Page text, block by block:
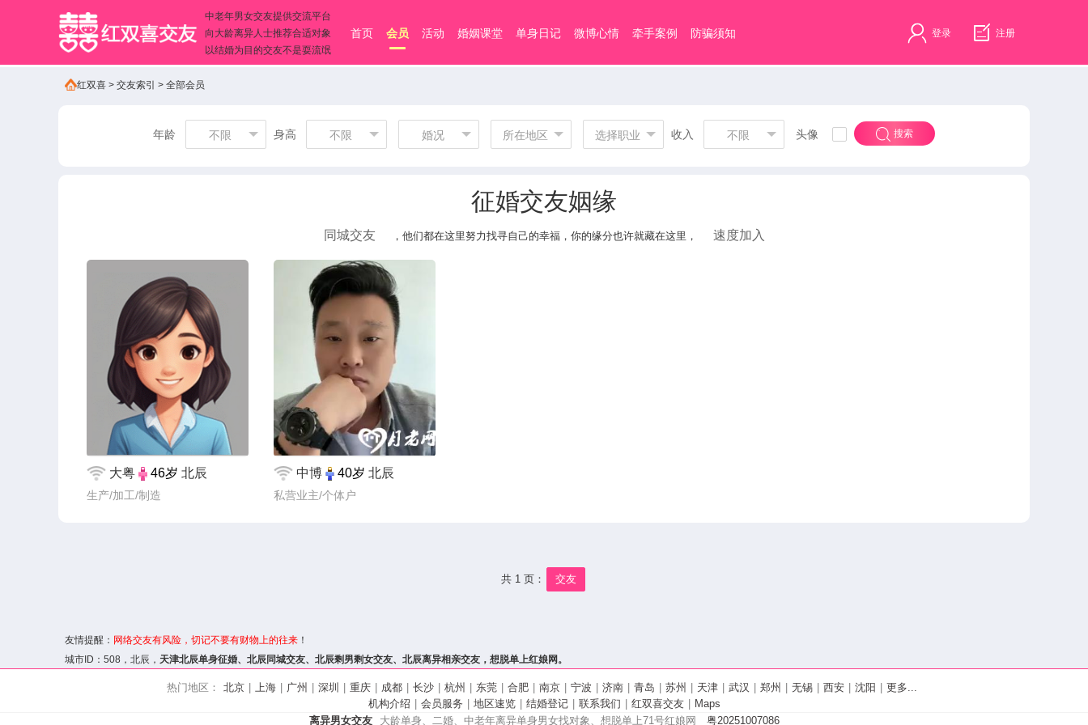
中老年男女交友提供交流平台
向大龄离异人士推荐合适对象
以结婚为目的交友不是耍流氓
首页 会员 活动 婚姻课堂 单身日记 微博心情 牵手案例 防骗须知 登录 注册
红双喜 > 交友索引 > 全部会员
年龄 不限 身高 不限 婚况 所在地区 选择职业 收入 不限 头像 搜索
征婚交友姻缘
同城交友 ，他们都在这里努力找寻自己的幸福，你的缘分也许就藏在这里， 速度加入
大粤 46岁 北辰
生产/加工/制造
中博 40岁 北辰
私营业主/个体户
共 1 页： 交友
友情提醒： 网络交友有风险，切记不要有财物上的往来 ！
城市ID： 508 ，北辰， 天津北辰单身征婚、 北辰同城交友、北辰剩男剩女交友、北辰离异相亲交友，想脱单上红娘网。
热门地区： 北京 上海 广州 深圳 重庆 成都 长沙 杭州 东莞 合肥 南京 宁波 济南 青岛 苏州 天津 武汉 郑州 无锡 西安 沈阳
更多...
机构介绍
会员服务 地区速览 结婚登记 联系我们 红双喜交友
Maps
离异男女交友
大龄单身、二婚、中老年离异单身男女找对象、想脱单上71号红娘网 粤20251007086